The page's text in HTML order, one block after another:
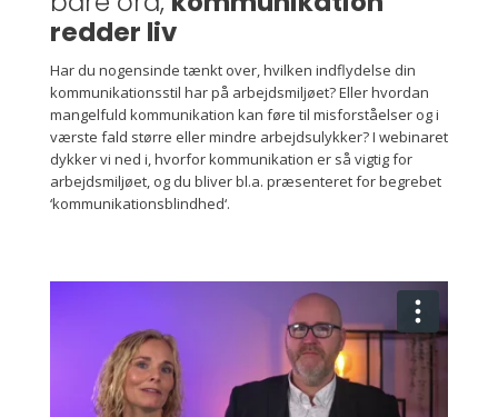
redder liv
Har du nogensinde tænkt over, hvilken indflydelse din
kommunikationsstil har på arbejdsmiljøet? Eller hvordan
mangelfuld kommunikation kan føre til misforståelser og i
værste fald større eller mindre arbejdsulykker? I webinaret
dykker vi ned i, hvorfor kommunikation er så vigtig for
arbejdsmiljøet, og du bliver bl.a. præsenteret for begrebet
‘kommunikationsblindhed‘.